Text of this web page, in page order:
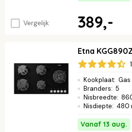
Vergelijk 389,-
Etna
Kookplaat: Gas
Branders: 5
Nisbreedte:
Nisdiepte: 480
Vanaf 13 aug.